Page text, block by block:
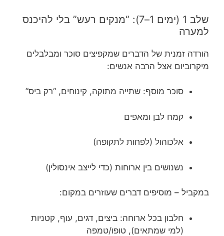
שלב 1 (ימים 1–7): “מנקים רעש” בלי להיכנס
למערה
הורדה זמנית של הדברים שמקפיצים סוכר ומבלבלים
מיקרוביום אצל הרבה אנשים:
סוכר מוסף: שתייה מתוקה, קינוחים, “רק ביס”
קמח לבן ומאפים
אלכוהול (לפחות לתקופה)
נשנושים בין ארוחות (כדי לייצב אינסולין)
במקביל – מוסיפים דברים שעוזרים במקום:
חלבון בכל ארוחה: ביצים, דגים, עוף, קטניות
(למי שמתאים), טופו/טמפה